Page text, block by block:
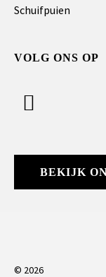
Schuifpuien
VOLG ONS OP
BEKIJK
© 2026